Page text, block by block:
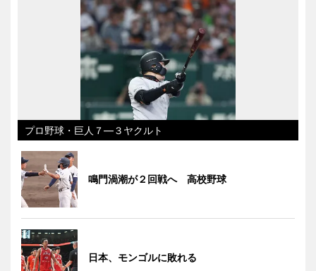
プロ野球・巨人７―３ヤクルト
鳴門渦潮が２回戦へ 高校野球
日本、モンゴルに敗れる